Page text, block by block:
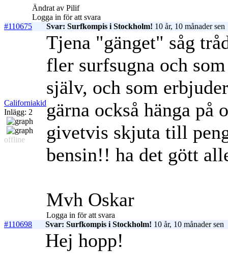
Ändrat av Pilif
Logga in för att svara
#110675
Svar: Surfkompis i Stockholm! 10 år, 10 månader sen
Californiakid
Inlägg: 2
offline
Tjena "gänget" såg
fler surfsugna och
själv, och som
gärna också hänga
givetvis skjuta till
bensin!! ha det gött
Mvh Oskar
Logga in för att svara
#110698
Svar: Surfkompis i Stockholm! 10 år, 10 månader sen
Hej hopp!